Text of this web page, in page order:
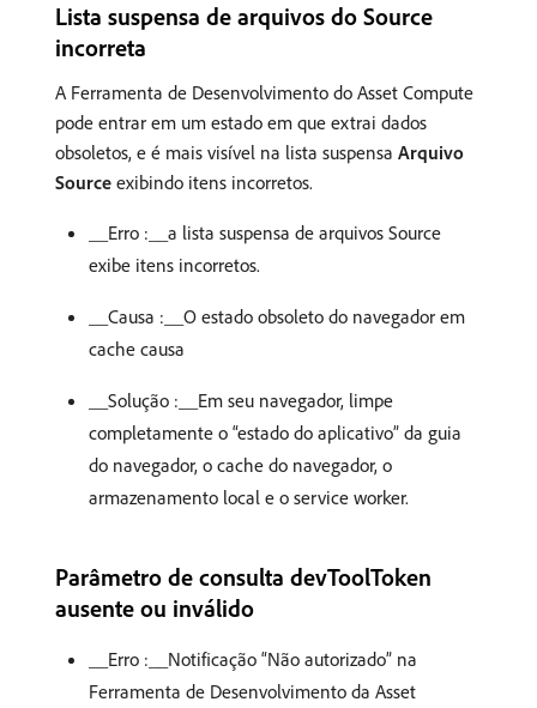
Lista suspensa de arquivos do Source
incorreta
A Ferramenta de Desenvolvimento do Asset Compute
pode entrar em um estado em que extrai dados
obsoletos, e é mais visível na lista suspensa Arquivo
Source exibindo itens incorretos.
__Erro :__a lista suspensa de arquivos Source
exibe itens incorretos.
__Causa :__O estado obsoleto do navegador em
cache causa
__Solução :__Em seu navegador, limpe
completamente o “estado do aplicativo” da guia
do navegador, o cache do navegador, o
armazenamento local e o service worker.
Parâmetro de consulta devToolToken
ausente ou inválido
__Erro :__Notificação “Não autorizado” na
Ferramenta de Desenvolvimento da Asset